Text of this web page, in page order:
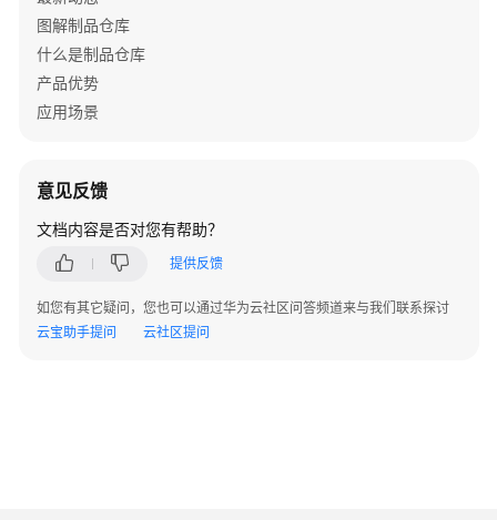
下
载
类
型
管
私
依
赖
图解制品仓库
什么是制品仓库
产品优势
应用场景
意见反馈
文档内容是否对您有帮助？
提供反馈
如您有其它疑问，您也可以通过华为云社区问答频道来与我们联系探讨
云宝助手提问
云社区提问